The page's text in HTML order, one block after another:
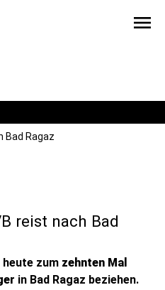
menu
Bad Ragaz
reist nach Bad
heute zum zehnten Mal
in Bad Ragaz beziehen.